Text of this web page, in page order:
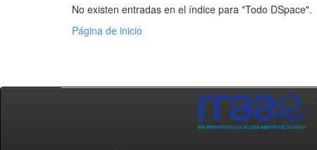
No existen entradas en el índice para "Todo DSpace".
Página de inicio